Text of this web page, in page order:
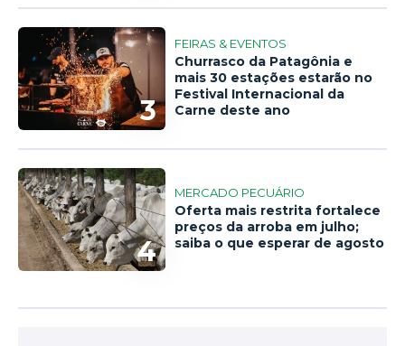
3
FEIRAS & EVENTOS
Churrasco da Patagônia e
mais 30 estações estarão no
Festival Internacional da
Carne deste ano
4
MERCADO PECUÁRIO
Oferta mais restrita fortalece
preços da arroba em julho;
saiba o que esperar de agosto